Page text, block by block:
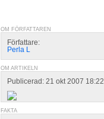
OM FÖRFATTAREN
Författare:
Perla L
OM ARTIKELN
Publicerad: 21 okt 2007 18:22
FAKTA